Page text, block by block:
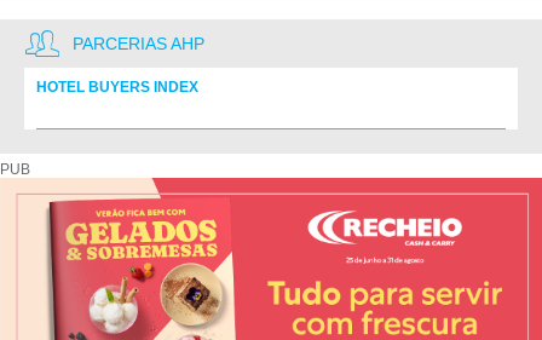
PARCERIAS AHP
HOTEL BUYERS INDEX
PUB